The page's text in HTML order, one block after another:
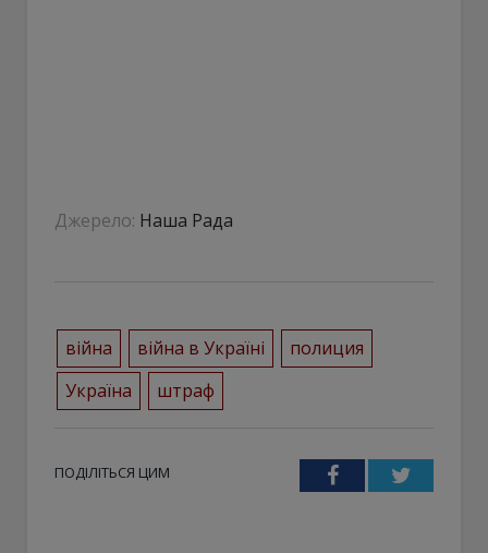
Джерело: Наша Рада
війна війна в Україні
полиция
Україна
штраф
ПОДІЛІТЬСЯ ЦИМ FacebookTwitter